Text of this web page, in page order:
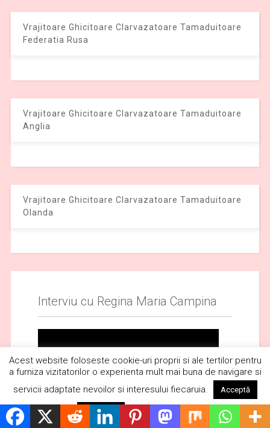
Vrajitoare Ghicitoare Clarvazatoare Tamaduitoare
Federatia Rusa
Vrajitoare Ghicitoare Clarvazatoare Tamaduitoare
Anglia
Vrajitoare Ghicitoare Clarvazatoare Tamaduitoare
Olanda
Interviu cu Regina Maria Campina
Acest website foloseste cookie-uri proprii si ale tertilor pentru
a furniza vizitatorilor o experienta mult mai buna de navigare si
servicii adaptate nevoilor si interesului fiecaruia.
Acceptă
Respinge Citește mai mult